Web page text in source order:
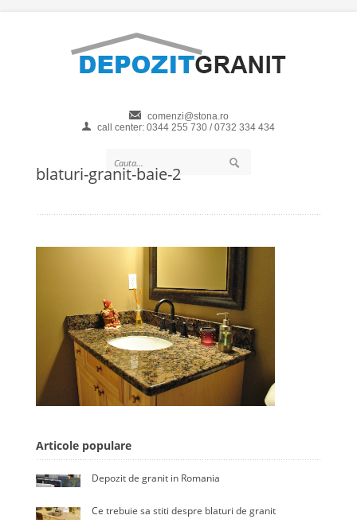
comenzi@stona.ro
call center: 0344 255 730 / 0732 334 434
blaturi-granit-baie-2
Articole populare
Depozit de granit in Romania
Ce trebuie sa stiti despre blaturi de granit